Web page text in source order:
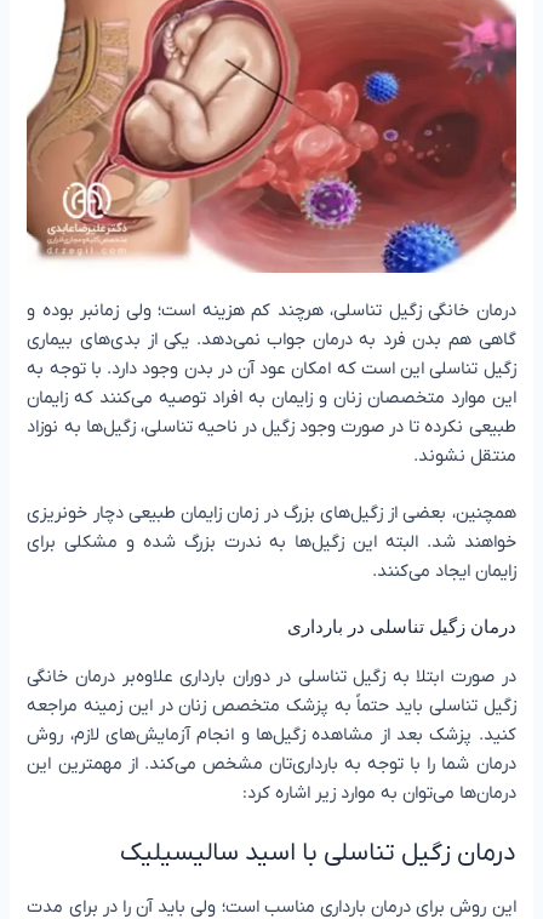
درمان خانگی زگیل تناسلی، هرچند کم هزینه است؛ ولی زمانبر بوده و
گاهی هم بدن فرد به درمان جواب نمی‌دهد. یکی از بدی‌های بیماری
زگیل تناسلی این است که امکان عود آن در بدن وجود دارد. با توجه به
این موارد متخصصان زنان و زایمان به افراد توصیه می‌کنند که زایمان
طبیعی نکرده تا در صورت وجود زگیل در ناحیه تناسلی، زگیل‌ها به نوزاد
منتقل نشوند.
همچنین، بعضی از زگیل‌های بزرگ در زمان زایمان طبیعی دچار خونریزی
خواهند شد. البته این زگیل‌ها به ندرت بزرگ شده و مشکلی برای
زایمان ایجاد می‌کنند.
درمان زگیل تناسلی در بارداری
در صورت ابتلا به زگیل تناسلی در دوران بارداری علاوه‌بر درمان خانگی
زگیل تناسلی باید حتماً به پزشک متخصص زنان در این زمینه مراجعه
کنید. پزشک بعد از مشاهده زگیل‌ها و انجام آزمایش‌های لازم، روش
درمان شما را با توجه به بارداری‌تان مشخص می‌کند. از مهمترین این
درمان‌ها می‌توان به موارد زیر اشاره کرد:
درمان زگیل تناسلی با اسید سالیسیلیک
این روش برای درمان بارداری مناسب است؛ ولی باید آن را در برای مدت